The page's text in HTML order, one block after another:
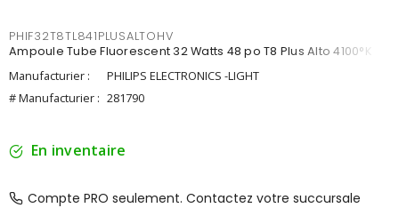
PHIF32T8TL841PLUSALTOHV
Ampoule Tube Fluorescent 32 Watts 48 po T8 Plus Alto 4100°K
Manufacturier :
PHILIPS ELECTRONICS -LIGHT
# Manufacturier : 281790
En inventaire
Compte PRO seulement. Contactez votre succursale